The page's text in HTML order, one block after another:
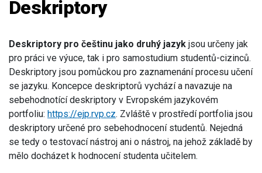
Deskriptory
Deskriptory pro češtinu jako druhý jazyk jsou určeny jak
pro práci ve výuce, tak i pro samostudium studentů-cizinců.
Deskriptory jsou pomůckou pro zaznamenání procesu učení
se jazyku. Koncepce deskriptorů vychází a navazuje na
sebehodnotící deskriptory v Evropském jazykovém
portfoliu: https://ejp.rvp.cz. Zvláště v prostředí portfolia jsou
deskriptory určené pro sebehodnocení studentů. Nejedná
se tedy o testovací nástroj ani o nástroj, na jehož základě by
mělo docházet k hodnocení studenta učitelem.